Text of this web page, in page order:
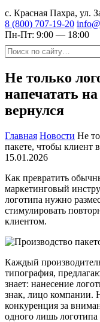
с. Красная Пахра, ул.
8 (800) 707-19-20
Пн-Пт: 9:00 — 18:00
Не только
напечатать
вернулся
Главная Новости Не
пакете, чтобы клиент
15.01.2026
Как превратить
маркетинговый
логотипа нужно
стимулировать
клиентом.
Каждый
типография,
знает: нанесение
знак, лицо компании.
конкуренция за
одного лишь логотипа